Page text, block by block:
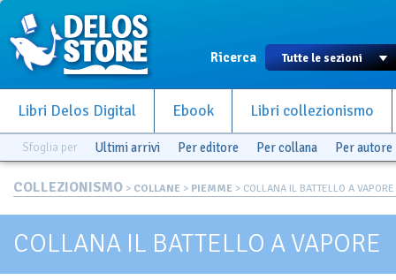
Ricerca
Libri Delos Digital Ebook Libri collezionismo
Sfoglia per Ultimi arrivi Per editore Per collana Per autore
COLLEZIONISMO > COLLANE > PIEMME > COLLANA IL BATTELLO A VAPORE
COLLANA IL BATTELLO A VAPORE